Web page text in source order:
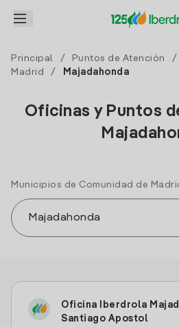
Principal / Puntos de Atención /
Madrid
/ Majadahonda
Oficinas y Puntos
Municipios de Comunidad de
Oficina Iberdrola
Santiago Apostol